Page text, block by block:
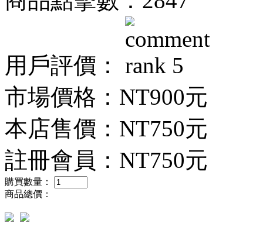
用戶評價：
市場價格： NT900元
本店售價： NT750元
註冊會員： NT750元
購買數量：
商品總價：